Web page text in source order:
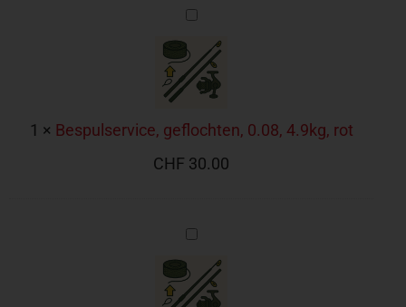
Bespulservice,
geflochten,
0.08,
4.9kg,
rot
1 × Bespulservice, geflochten, 0.08, 4.9kg, rot
CHF 30.00
Bespulservice,
geflochten,
0.10,
6.7kg,
flurogrün